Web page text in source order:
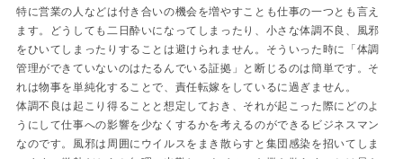
特に営業の人などは付き合いの機会を増やすことも仕事の一つとも言え
ます。どうしても二日酔いになってしまったり、小さな体調不良、風邪
をひいてしまったりすることは避けられません。そういった時に「体調
管理ができていないのはたるんでいる証拠」と断じるのは簡単です。そ
れは物事を単純化することで、責任転嫁をしているに過ぎません。
体調不良は起こり得ることと想定しておき、それが起こった際にどのよ
うにして仕事への影響を少なくするかを考えるのができるビジネスマン
なのです。風邪は周囲にウイルスをまき散らすと集団感染を招いてしま